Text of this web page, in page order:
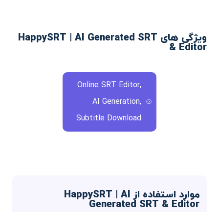
ویژگی های HappySRT | AI Generated SRT
& Editor
Online SRT Editor,
AI Generation,
Subtitle Download
موارد استفاده از HappySRT | AI
Generated SRT & Editor